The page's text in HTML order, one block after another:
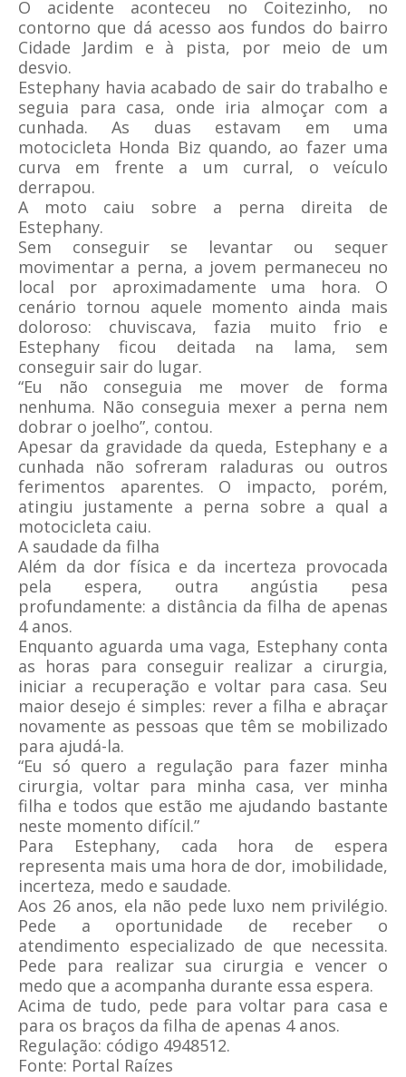
O acidente aconteceu no Coitezinho, no
contorno que dá acesso aos fundos do bairro
Cidade Jardim e à pista, por meio de um
desvio.
Estephany havia acabado de sair do trabalho e
seguia para casa, onde iria almoçar com a
cunhada. As duas estavam em uma
motocicleta Honda Biz quando, ao fazer uma
curva em frente a um curral, o veículo
derrapou.
A moto caiu sobre a perna direita de
Estephany.
Sem conseguir se levantar ou sequer
movimentar a perna, a jovem permaneceu no
local por aproximadamente uma hora. O
cenário tornou aquele momento ainda mais
doloroso: chuviscava, fazia muito frio e
Estephany ficou deitada na lama, sem
conseguir sair do lugar.
“Eu não conseguia me mover de forma
nenhuma. Não conseguia mexer a perna nem
dobrar o joelho”, contou.
Apesar da gravidade da queda, Estephany e a
cunhada não sofreram raladuras ou outros
ferimentos aparentes. O impacto, porém,
atingiu justamente a perna sobre a qual a
motocicleta caiu.
A saudade da filha
Além da dor física e da incerteza provocada
pela espera, outra angústia pesa
profundamente: a distância da filha de apenas
4 anos.
Enquanto aguarda uma vaga, Estephany conta
as horas para conseguir realizar a cirurgia,
iniciar a recuperação e voltar para casa. Seu
maior desejo é simples: rever a filha e abraçar
novamente as pessoas que têm se mobilizado
para ajudá-la.
“Eu só quero a regulação para fazer minha
cirurgia, voltar para minha casa, ver minha
filha e todos que estão me ajudando bastante
neste momento difícil.”
Para Estephany, cada hora de espera
representa mais uma hora de dor, imobilidade,
incerteza, medo e saudade.
Aos 26 anos, ela não pede luxo nem privilégio.
Pede a oportunidade de receber o
atendimento especializado de que necessita.
Pede para realizar sua cirurgia e vencer o
medo que a acompanha durante essa espera.
Acima de tudo, pede para voltar para casa e
para os braços da filha de apenas 4 anos.
Regulação: código 4948512.
Fonte: Portal Raízes